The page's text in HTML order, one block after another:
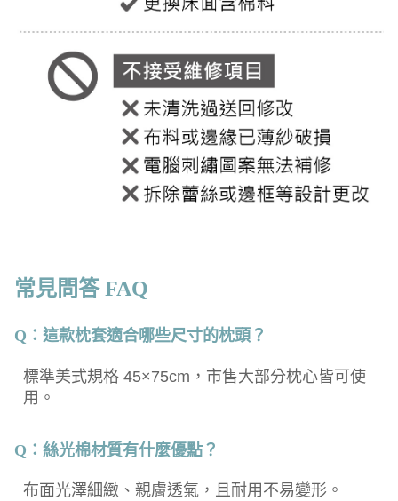
常見問答 FAQ
Q：這款枕套適合哪些尺寸的枕頭？
標準美式規格 45×75cm，市售大部分枕心皆可使
用。
Q：絲光棉材質有什麼優點？
布面光澤細緻、親膚透氣，且耐用不易變形。